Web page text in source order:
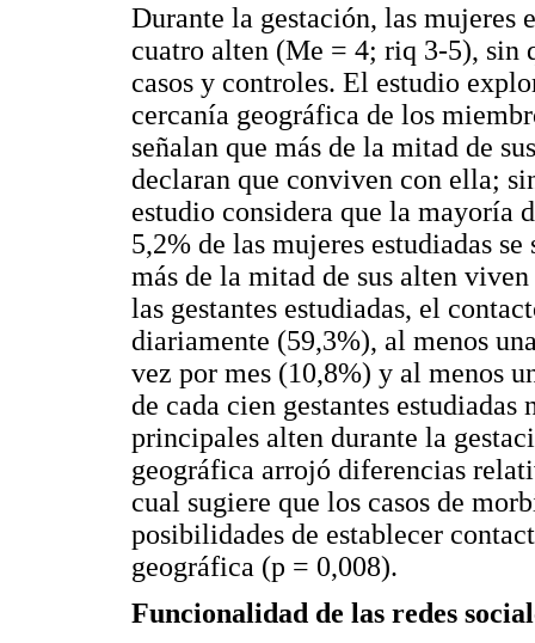
Durante la gestación, las mujeres
cuatro alten (Me = 4; riq 3-5), sin
casos y controles. El estudio
cercanía geográfica de los
señalan que más de la mitad de
declaran que conviven con ella;
estudio considera que la mayoría
5,2% de las mujeres estudiadas
más de la mitad de sus alten
las gestantes estudiadas, el
diariamente (59,3%), al menos
vez por mes (10,8%) y al menos
de cada cien gestantes
principales alten durante la
geográfica arrojó diferencias
cual sugiere que los casos de
posibilidades de establecer
geográfica (p = 0,008).
Funcionalidad de las redes